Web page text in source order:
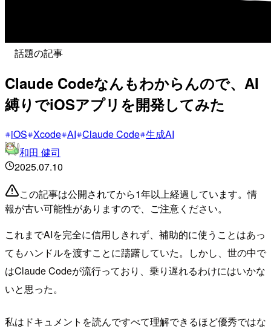
話題の記事
Claude Codeなんもわからんので、AI
縛りでiOSアプリを開発してみた
iOS Xcode AI Claude Code 生成AI
和田 健司
2025.07.10
この記事は公開されてから1年以上経過しています。情
報が古い可能性がありますので、ご注意ください。
これまでAIを完全に信用しきれず、補助的に使うことはあっ
てもハンドルを渡すことに躊躇していた。しかし、世の中で
はClaude Codeが流行っており、乗り遅れるわけにはいかな
いと思った。
私はドキュメントを読んですべて理解できるほど優秀ではな